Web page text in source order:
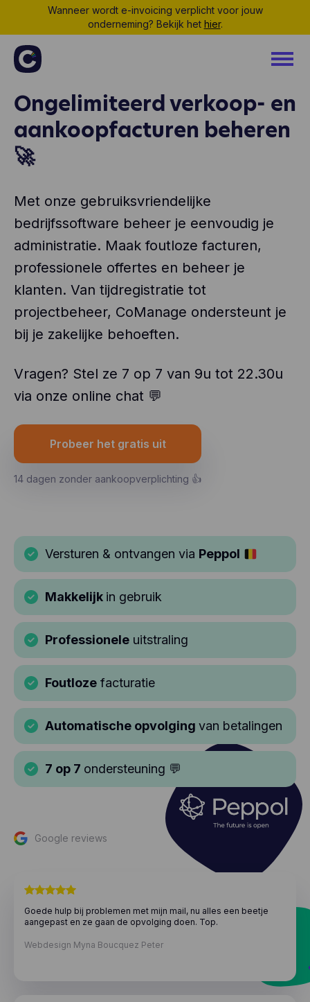
Wanneer wordt e-invoicing verplicht voor jouw
onderneming? Bekijk het hier.
Ongelimiteerd verkoop- en
aankoopfacturen beheren
🚀
Met onze gebruiksvriendelijke
bedrijfssoftware beheer je eenvoudig je
administratie. Maak foutloze facturen,
professionele offertes en beheer je
klanten. Van tijdregistratie tot
projectbeheer, CoManage ondersteunt je
bij je zakelijke behoeften.
Vragen? Stel ze 7 op 7 van 9u tot 22.30u
via onze online chat 💬
Probeer het gratis uit
14 dagen zonder aankoopverplichting 👍
Versturen & ontvangen via Peppol
Makkelijk in gebruik
Professionele uitstraling
Foutloze facturatie
Automatische opvolging van betalingen
7 op 7 ondersteuning 💬
Google reviews
Goede hulp bij problemen met mijn mail, nu alles een beetje
aangepast en ze gaan de opvolging doen. Top.
Webdesign Myna Boucquez Peter